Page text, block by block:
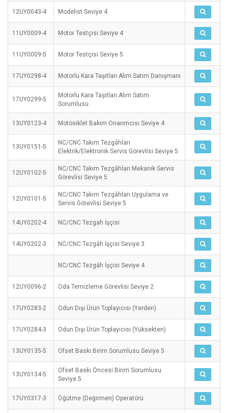
12UY0043-4 Modelist Seviye 4
11UY0009-4 Motor Testçisi Seviye 4
11UY0009-5 Motor Testçisi Seviye 5
17UY0298-4 Motorlu Kara Taşıtları Alım Satım Danışmanı
17UY0299-5
Motorlu Kara Taşıtları Alım Satım
Sorumlusu
13UY0123-4 Motosiklet Bakım Onarımcısı Seviye 4
13UY0151-5
NC/CNC Takım Tezgâhları
Elektrik/Elektronik Servis Görevlisi Seviye 5
12UY0102-5
NC/CNC Takım Tezgâhları Mekanik Servis
Görevlisi Seviye 5
12UY0101-5
NC/CNC Takım Tezgâhları Uygulama ve
Servis Görevlisi Seviye 5
14UY0202-4 NC/CNC Tezgah İşçisi
14UY0202-3 NC/CNC Tezgâh İşçisi Seviye 3
NC/CNC Tezgâh İşçisi Seviye 4
12UY0096-2 Oda Temizleme Görevlisi Seviye 2
17UY0283-2 Odun Dışı Ürün Toplayıcısı (Yerden)
17UY0284-3 Odun Dışı Ürün Toplayıcısı (Yüksekten)
13UY0135-5 Ofset Baskı Birim Sorumlusu Seviye 5
13UY0134-5
Ofset Baskı Öncesi Birim Sorumlusu
Seviye 5
17UY0317-3 Öğütme (Değirmen) Operatörü